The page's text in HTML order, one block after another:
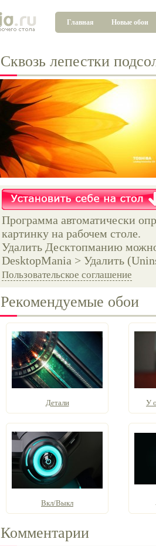
Главная Новые обои
Сквозь лепестки
Программа автоматически
картинку на рабочем столе.
Удалить Десктопманию
DesktopMania > Удалить
Пользовательское соглашение
Рекомендуемые обои
Детали У
Вкл/Выкл
Комментарии